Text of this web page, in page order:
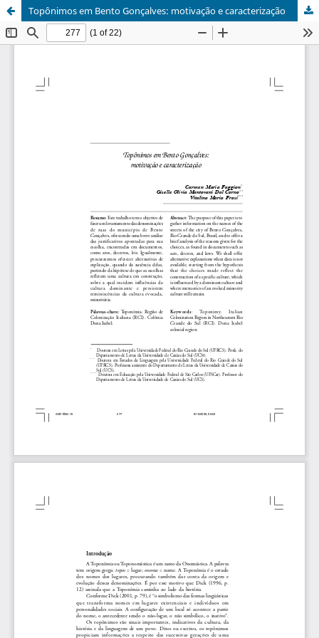
Topônimos em Bento Gonçalves: motivação e caracterização